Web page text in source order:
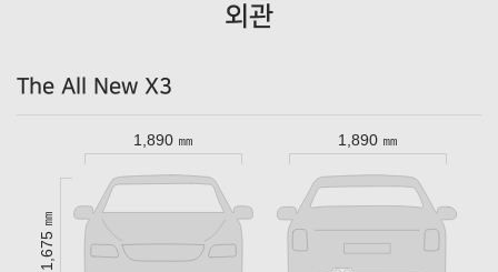
외관
The All New X3
1,890 ㎜ 1,890 ㎜
1,675 ㎜